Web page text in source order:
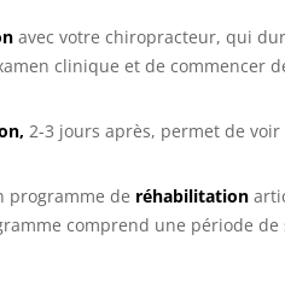
avec votre chiropracteur, qui
clinique et de commencer
2-3 jours après, permet de
programme de réhabilitation
comprend une période